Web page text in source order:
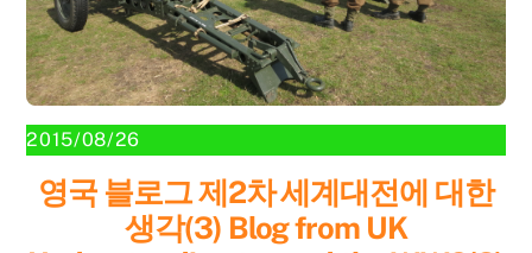
2015/08/26
영국 블로그 제2차 세계대전에 대한
생각(3) Blog from UK